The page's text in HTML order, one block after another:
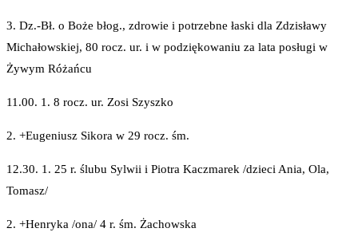
3. Dz.-Bł. o Boże błog., zdrowie i potrzebne łaski dla Zdzisławy
Michałowskiej, 80 rocz. ur. i w podziękowaniu za lata posługi w
Żywym Różańcu
11.00. 1. 8 rocz. ur. Zosi Szyszko
2. +Eugeniusz Sikora w 29 rocz. śm.
12.30. 1. 25 r. ślubu Sylwii i Piotra Kaczmarek /dzieci Ania, Ola,
Tomasz/
2. +Henryka /ona/ 4 r. śm. Żachowska